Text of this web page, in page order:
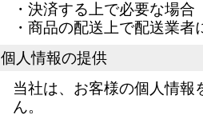
・決済する上で必要な場合
・商品の配送上で配送業者
個人情報の提供
当社は、お客様の個人情報
ん。